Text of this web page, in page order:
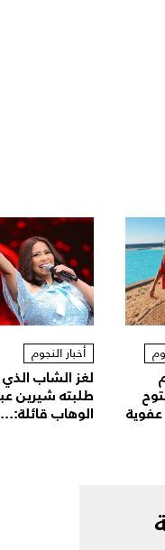
أخبار النجوم
لغز الشاب الذي
طلبته شيرين
الوهاب قائلة:...